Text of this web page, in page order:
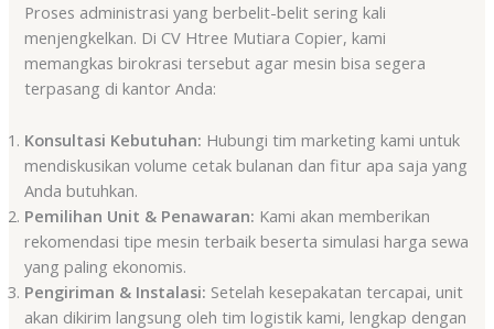
Proses administrasi yang berbelit-belit sering kali
menjengkelkan. Di CV Htree Mutiara Copier, kami
memangkas birokrasi tersebut agar mesin bisa segera
terpasang di kantor Anda:
Konsultasi Kebutuhan: Hubungi tim marketing kami untuk
mendiskusikan volume cetak bulanan dan fitur apa saja yang
Anda butuhkan.
Pemilihan Unit & Penawaran: Kami akan memberikan
rekomendasi tipe mesin terbaik beserta simulasi harga sewa
yang paling ekonomis.
Pengiriman & Instalasi: Setelah kesepakatan tercapai, unit
akan dikirim langsung oleh tim logistik kami, lengkap dengan